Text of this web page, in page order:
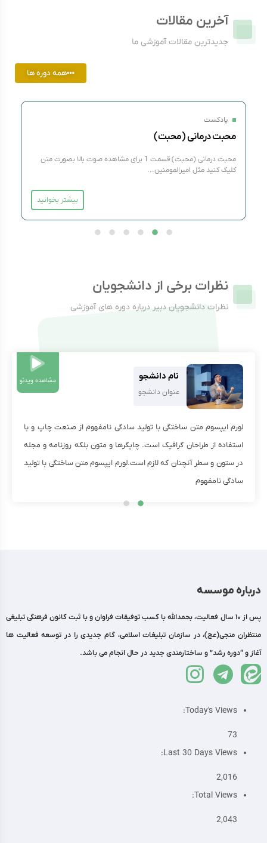
آخرین مقالات
جدیدترین مقالات آموزشی ما
همه دوره ها
پادکست
محبت درمانی (محبت)
محبت درمانی (محبت) قسمت 1 برای مشاهده صوت بالا بصورت متن
کلیک کنید مثل امیرالمومنین...
بیشتر بخوانید
نظرات برخی از دانشجویان
نظرات دانشجویان دبیر درباره دوره های آموزشی
مشاهده ویدئو نام دانشجو
عنوان دانشجو
لورم ایپسوم متن ساختگی با تولید سادگی نامفهوم از صنعت چاپ و با
استفاده از طراحان گرافیک است. چاپگرها و متون بلکه روزنامه و مجله
در ستون و سطر آنچنان که لازم است.لورم ایپسوم متن ساختگی با تولید
سادگی نامفهوم
درباره موسسه
پس از 10 سال فعالیت، بحمدالله با کسب توفیقات فراوان و با ثبت کانون فرهنگی تبلیغی
منتظران منجی(عج)، در سازمان تبلیغات اسلامی، گام جدیدی را در توسعه فعالیت ها
آغاز و “دوره رشد” و ساختارمندی جدید در حال انجام می باشد.
Today's Views:
73
Last 30 Days Views:
2,016
Total Views:
2,043